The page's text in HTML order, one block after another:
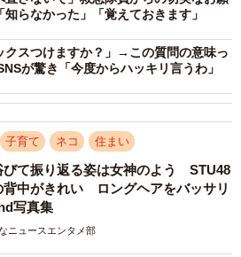
子さんが４歳のときにこの方法
ビーガードを取り付けていまし
２本に増やしたそうです。「もち
もしれませんが、少なくとも時
、子供は飽きっぽいですからそう
るかもしれません。実際の使い勝
うど良いのではと思います」と話
込め防止には100均のいたずら防
一中に入ってもドア開けると挟
らなかった」「覚えておきます」
クスつけますか？」→この質問の意味っ
が驚き「今度からハッキリ言うわ」
子育て ネコ 住まい
びて振り返る姿は女神のよう STU48
背中がきれい ロングヘアをバッサリ
写真集
ニュースエンタメ部